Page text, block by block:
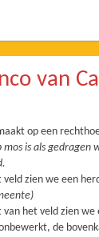
van
op een
mos is als gedragen
veld zien we een
het veld zien we
de